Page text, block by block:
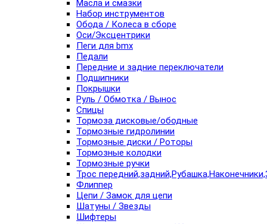
Масла и смазки
Набор инструментов
Обода / Колеса в сборе
Оси/Эксцентрики
Пеги для bmx
Педали
Передние и задние переключатели
Подшипники
Покрышки
Руль / Обмотка / Вынос
Спицы
Тормоза дисковые/ободные
Тормозные гидролинии
Тормозные диски / Роторы
Тормозные колодки
Тормозные ручки
Трос
Флиппер
Цепи / Замок для цепи
Шатуны / Звезды
Шифтеры